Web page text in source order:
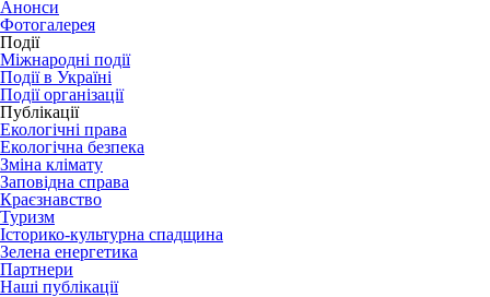
Анонси
Фотогалерея
Події
Міжнародні події
Події в Україні
Події організації
Публікації
Екологічні права
Екологічна безпека
Зміна клімату
Заповідна справа
Краєзнавство
Туризм
Історико-культурна спадщина
Зелена енергетика
Партнери
Наші публікації